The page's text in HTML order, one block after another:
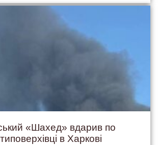
«Шахед» вдарив по
в Харкові